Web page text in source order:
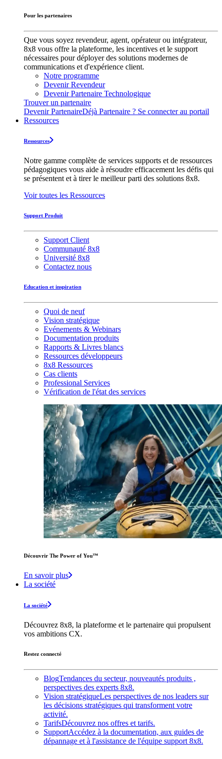
Pour les partenaires
Que vous soyez revendeur, agent, opérateur ou intégrateur,
8x8 vous offre la plateforme, les incentives et le support
nécessaires pour déployer des solutions modernes de
communications et d'expérience client.
Notre programme
Devenir Revendeur
Devenir Partenaire Technologique
Trouver un partenaire
Devenir PartenaireDéjà Partenaire ? Se connecter au portail
Ressources
Ressources
Notre gamme complète de services supports et de ressources
pédagogiques vous aide à résoudre efficacement les défis qui
se présentent et à tirer le meilleur parti des solutions 8x8.
Voir toutes les Ressources
Support Produit
Support Client
Communauté 8x8
Université 8x8
Contactez nous
Education et inspiration
Quoi de neuf
Vision stratégique
Evénements & Webinars
Documentation produits
Rapports & Livres blancs
Ressources développeurs
8x8 Ressources
Cas clients
Professional Services
Vérification de l'état des services
Découvrir The Power of You™️
En savoir plus
La société
La société
Découvrez 8x8, la plateforme et le partenaire qui propulsent
vos ambitions CX.
Restez connecté
BlogTendances du secteur, nouveautés produits ,
perspectives des experts 8x8.
Vision stratégiqueLes perspectives de nos leaders sur
les décisions stratégiques qui transforment votre
activité.
TarifsDécouvrez nos offres et tarifs.
SupportAccédez à la documentation, aux guides de
dépannage et à l'assistance de l'équipe support 8x8.